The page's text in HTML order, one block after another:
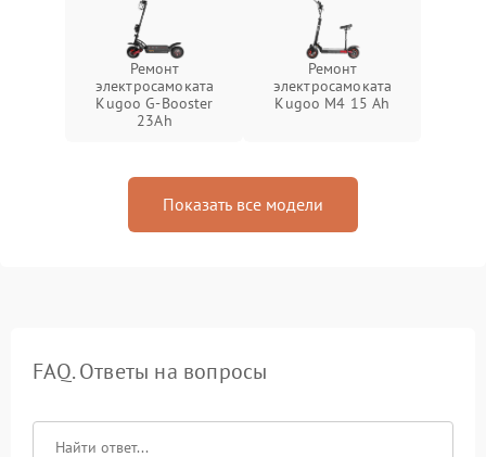
Ремонт
электросамоката
Kugoo G-Booster
23Ah
Ремонт
электросамоката
Kugoo M4 15 Ah
Показать все модели
FAQ. Ответы на вопросы